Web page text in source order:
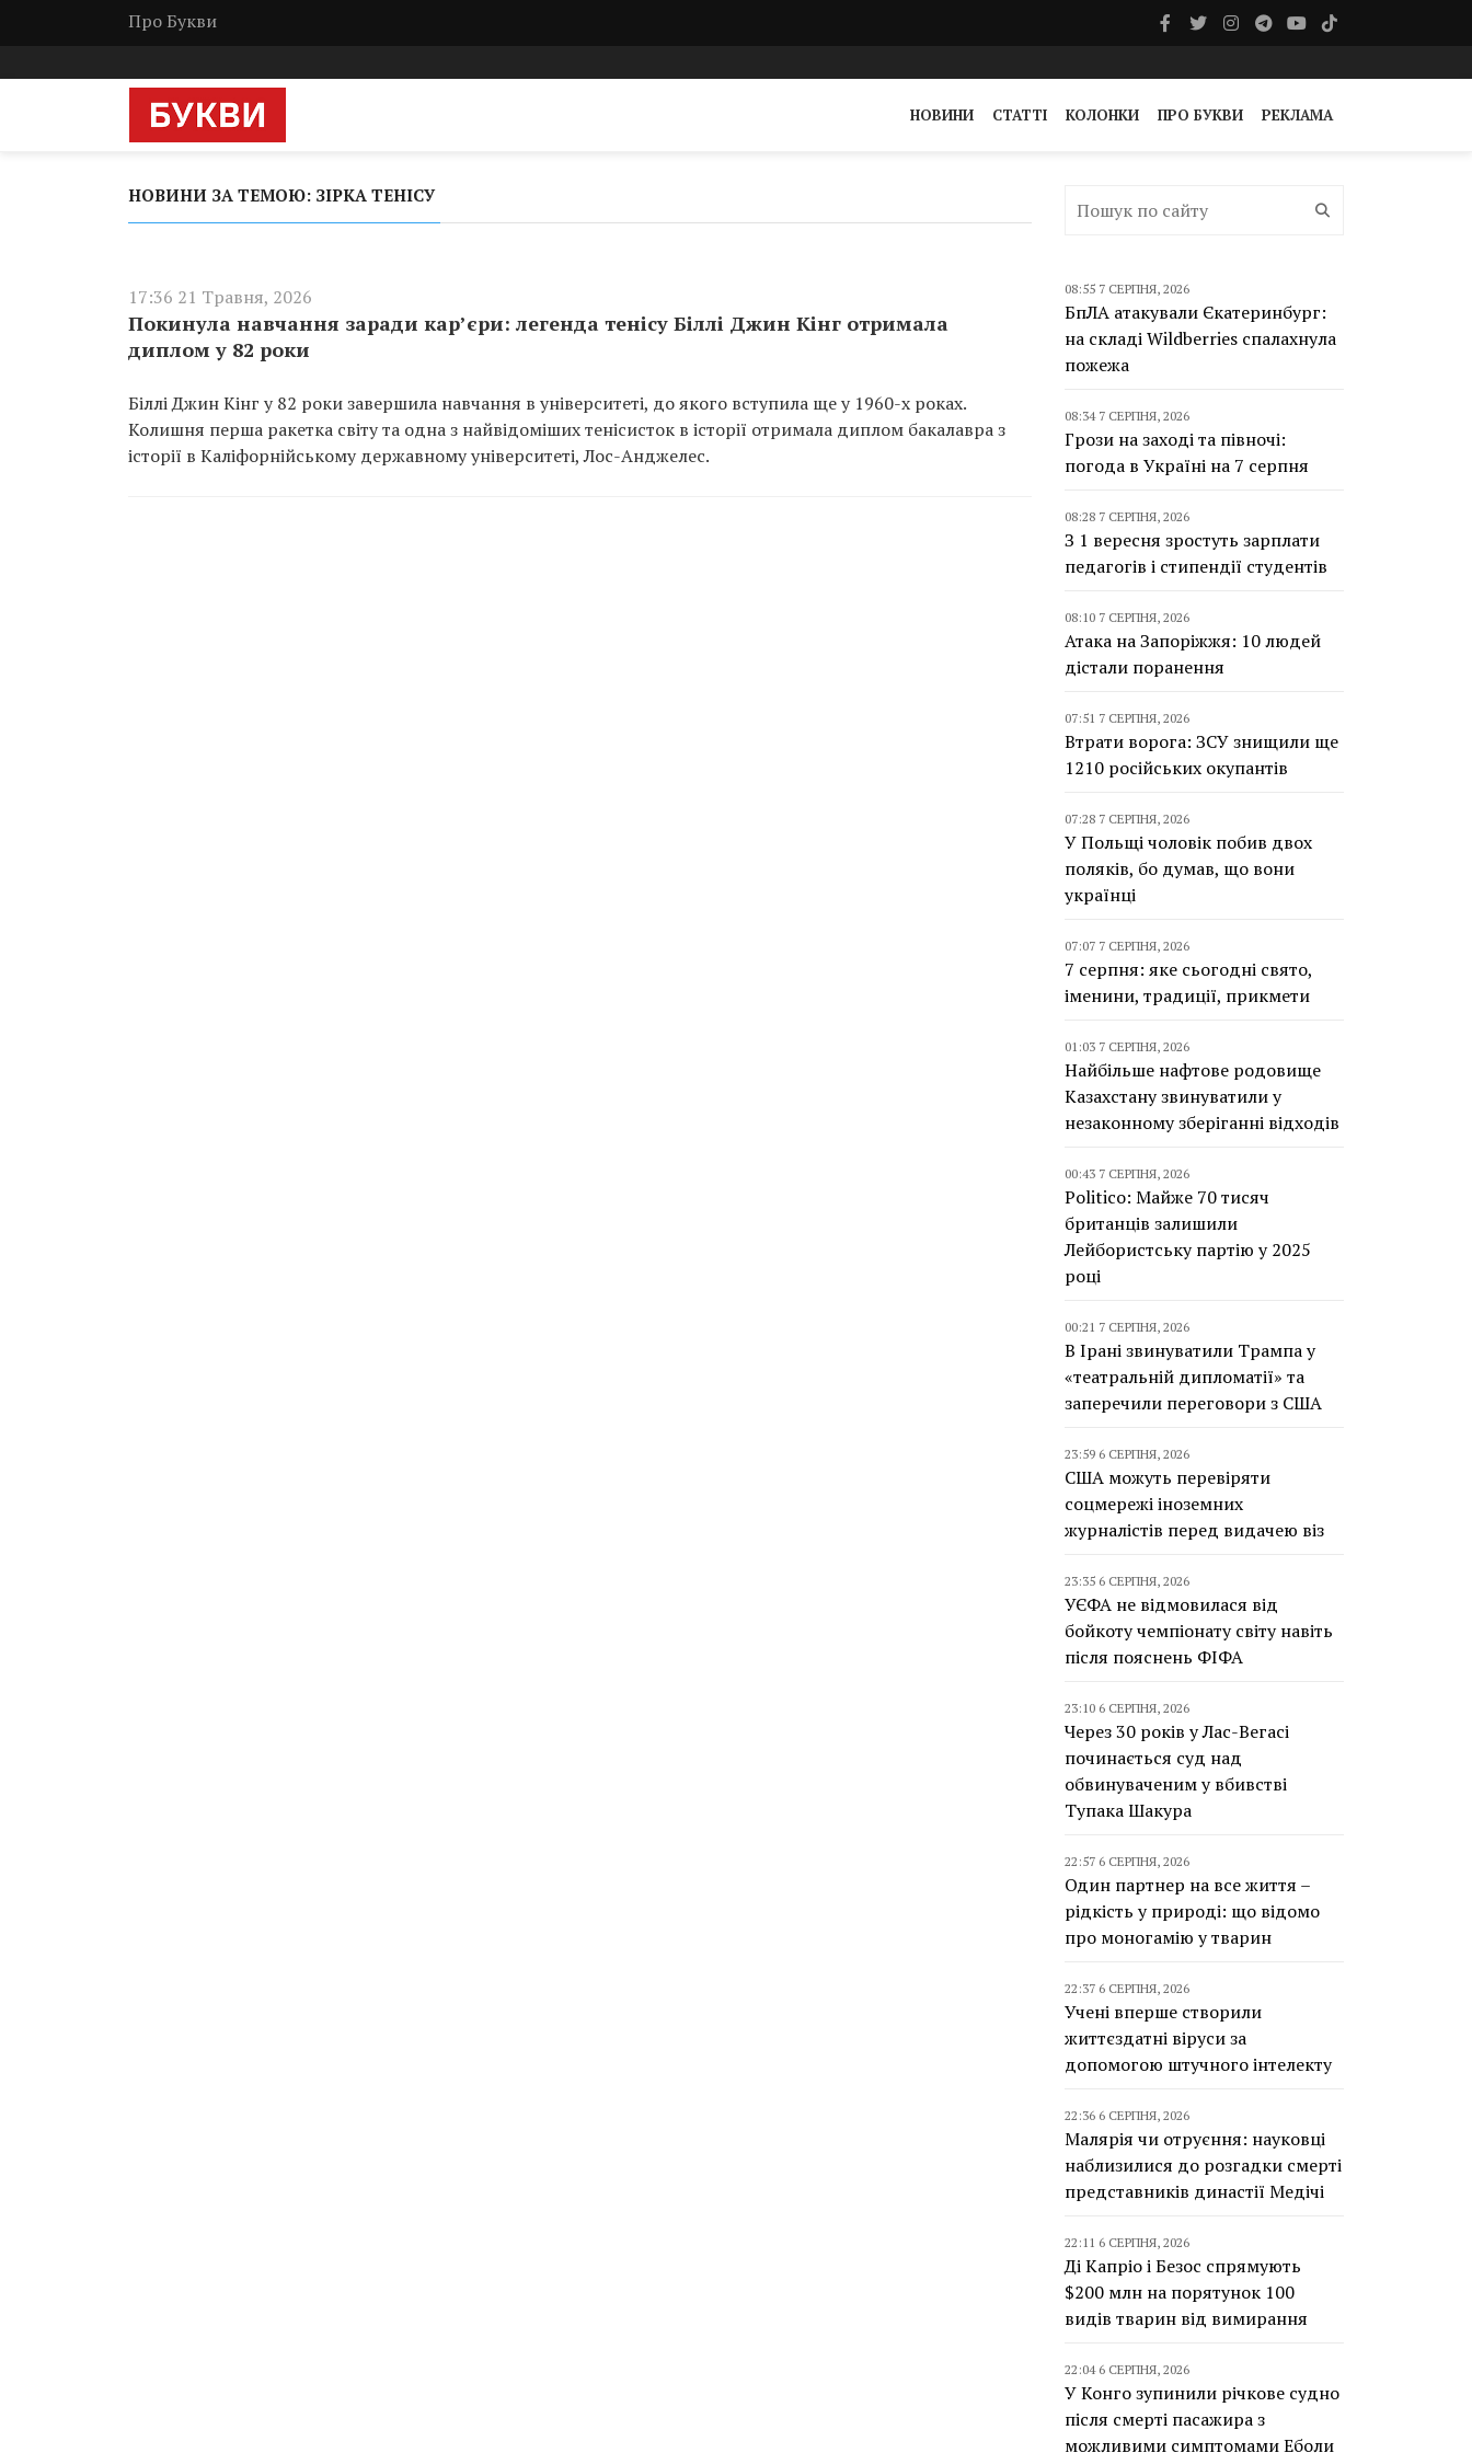
Про Букви
НОВИНИ СТАТТІ КОЛОНКИ ПРО БУКВИ РЕКЛАМА
НОВИНИ ЗА ТЕМОЮ: ЗІРКА ТЕНІСУ
17:36 21 Травня, 2026
Покинула навчання заради кар’єри: легенда тенісу Біллі Джин Кінг отримала
диплом у 82 роки
Біллі Джин Кінг у 82 роки завершила навчання в університеті, до якого вступила ще у 1960-х роках.
Колишня перша ракетка світу та одна з найвідоміших тенісисток в історії отримала диплом бакалавра з
історії в Каліфорнійському державному університеті, Лос-Анджелес.
08:55 7 СЕРПНЯ, 2026
БпЛА атакували Єкатеринбург:
на складі Wildberries спалахнула
пожежа
08:34 7 СЕРПНЯ, 2026
Грози на заході та півночі:
погода в Україні на 7 серпня
08:28 7 СЕРПНЯ, 2026
З 1 вересня зростуть зарплати
педагогів і стипендії студентів
08:10 7 СЕРПНЯ, 2026
Атака на Запоріжжя: 10 людей
дістали поранення
07:51 7 СЕРПНЯ, 2026
Втрати ворога: ЗСУ знищили ще
1210 російських окупантів
07:28 7 СЕРПНЯ, 2026
У Польщі чоловік побив двох
поляків, бо думав, що вони
українці
07:07 7 СЕРПНЯ, 2026
7 серпня: яке сьогодні свято,
іменини, традиції, прикмети
01:03 7 СЕРПНЯ, 2026
Найбільше нафтове родовище
Казахстану звинуватили у
незаконному зберіганні відходів
00:43 7 СЕРПНЯ, 2026
Politico: Майже 70 тисяч
британців залишили
Лейбористську партію у 2025
році
00:21 7 СЕРПНЯ, 2026
В Ірані звинуватили Трампа у
«театральній дипломатії» та
заперечили переговори з США
23:59 6 СЕРПНЯ, 2026
США можуть перевіряти
соцмережі іноземних
журналістів перед видачею віз
23:35 6 СЕРПНЯ, 2026
УЄФА не відмовилася від
бойкоту чемпіонату світу навіть
після пояснень ФІФА
23:10 6 СЕРПНЯ, 2026
Через 30 років у Лас-Вегасі
починається суд над
обвинуваченим у вбивстві
Тупака Шакура
22:57 6 СЕРПНЯ, 2026
Один партнер на все життя –
рідкість у природі: що відомо
про моногамію у тварин
22:37 6 СЕРПНЯ, 2026
Учені вперше створили
життєздатні віруси за
допомогою штучного інтелекту
22:36 6 СЕРПНЯ, 2026
Малярія чи отруєння: науковці
наблизилися до розгадки смерті
представників династії Медічі
22:11 6 СЕРПНЯ, 2026
Ді Капріо і Безос спрямують
$200 млн на порятунок 100
видів тварин від вимирання
22:04 6 СЕРПНЯ, 2026
У Конго зупинили річкове судно
після смерті пасажира з
можливими симптомами Еболи